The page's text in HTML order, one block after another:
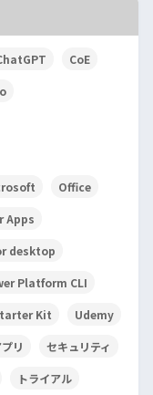
CoE
Office
Apps
desktop
Platform CLI
Kit Udemy
リ セキュリティ
トライアル